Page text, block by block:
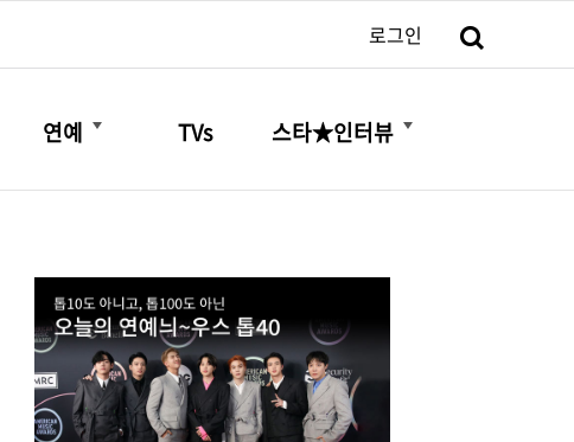
로그인
연예
더보기
TVs 스타★인터뷰
더보기